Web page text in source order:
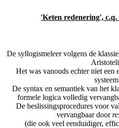
'Keten redenering',
De syllogismeleer volgens de
Het was vanouds echter niet een
De syntax en semantiek van het
formele logica volledig
De beslissingsprocedures voor
vervangbaar door
(die ook veel eenduidiger,